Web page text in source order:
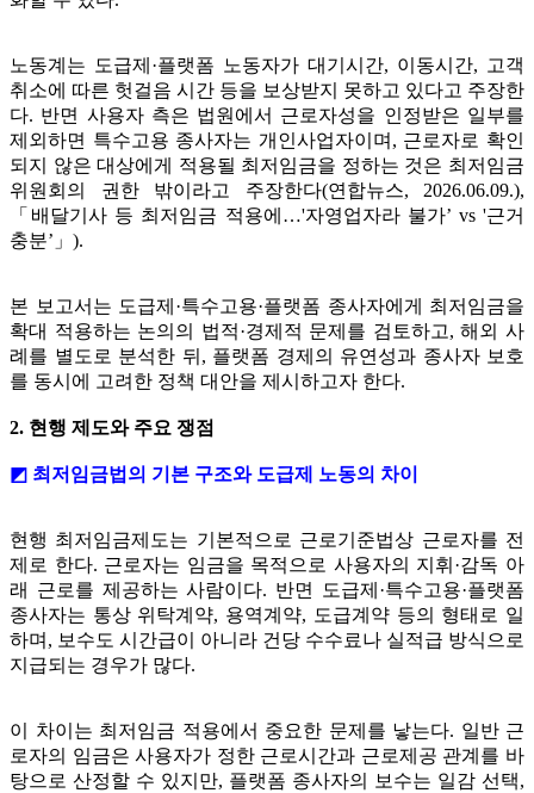
노동계는 도급제·플랫폼 노동자가 대기시간, 이동시간, 고객
취소에 따른 헛걸음 시간 등을 보상받지 못하고 있다고 주장한
다. 반면 사용자 측은 법원에서 근로자성을 인정받은 일부를
제외하면 특수고용 종사자는 개인사업자이며, 근로자로 확인
되지 않은 대상에게 적용될 최저임금을 정하는 것은 최저임금
위원회의 권한 밖이라고 주장한다(연합뉴스, 2026.06.09.),
「배달기사 등 최저임금 적용에…'자영업자라 불가’ vs '근거
충분’」).
본 보고서는 도급제·특수고용·플랫폼 종사자에게 최저임금을
확대 적용하는 논의의 법적·경제적 문제를 검토하고, 해외 사
례를 별도로 분석한 뒤, 플랫폼 경제의 유연성과 종사자 보호
를 동시에 고려한 정책 대안을 제시하고자 한다.
2. 현행 제도와 주요 쟁점
◩ 최저임금법의 기본 구조와 도급제 노동의 차이
현행 최저임금제도는 기본적으로 근로기준법상 근로자를 전
제로 한다. 근로자는 임금을 목적으로 사용자의 지휘·감독 아
래 근로를 제공하는 사람이다. 반면 도급제·특수고용·플랫폼
종사자는 통상 위탁계약, 용역계약, 도급계약 등의 형태로 일
하며, 보수도 시간급이 아니라 건당 수수료나 실적급 방식으로
지급되는 경우가 많다.
이 차이는 최저임금 적용에서 중요한 문제를 낳는다. 일반 근
로자의 임금은 사용자가 정한 근로시간과 근로제공 관계를 바
탕으로 산정할 수 있지만, 플랫폼 종사자의 보수는 일감 선택,